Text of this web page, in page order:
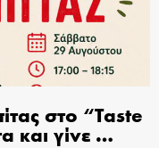
στο “Taste
και γίνε …